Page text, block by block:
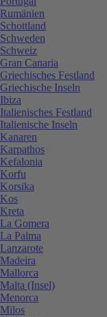
Rumänien
Schottland
Schweden
Schweiz
Gran Canaria
Griechisches Festland
Griechische Inseln
Ibiza
Italienisches Festland
Italienische Inseln
Kanaren
Karpathos
Kefalonia
Korfu
Korsika
Kos
Kreta
La Gomera
La Palma
Lanzarote
Madeira
Mallorca
Malta (Insel)
Menorca
Milos